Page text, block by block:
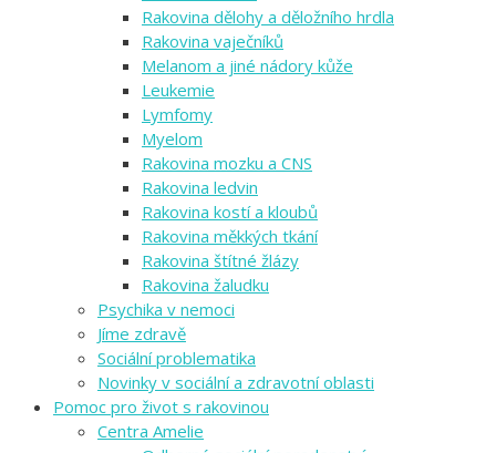
Rakovina dělohy a děložního hrdla
Rakovina vaječníků
Melanom a jiné nádory kůže
Leukemie
Lymfomy
Myelom
Rakovina mozku a CNS
Rakovina ledvin
Rakovina kostí a kloubů
Rakovina měkkých tkání
Rakovina štítné žlázy
Rakovina žaludku
Psychika v nemoci
Jíme zdravě
Sociální problematika
Novinky v sociální a zdravotní oblasti
Pomoc pro život s rakovinou
Centra Amelie